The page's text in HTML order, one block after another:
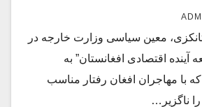
معین سیاسی وزارت خارجه در
اقتصادی افغانستان” به
که با مهاجران افغان رفتار مناسب
ناگزیر…